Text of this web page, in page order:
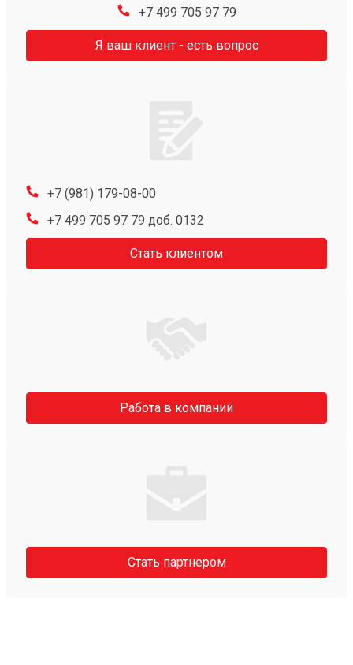
+7 499 705 97 79
Я ваш клиент - есть вопрос
+7 (981) 179-08-00
+7 499 705 97 79 доб. 0132
Стать клиентом
Работа в компании
Стать партнером